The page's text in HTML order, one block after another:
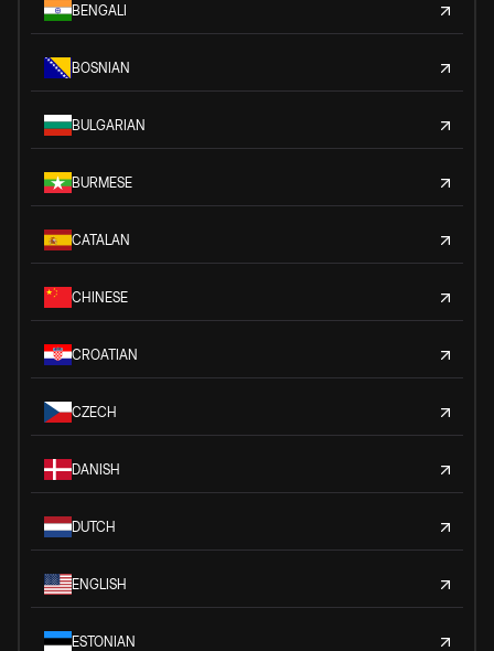
BENGALI
BOSNIAN
BULGARIAN
BURMESE
CATALAN
CHINESE
CROATIAN
CZECH
DANISH
DUTCH
ENGLISH
ESTONIAN